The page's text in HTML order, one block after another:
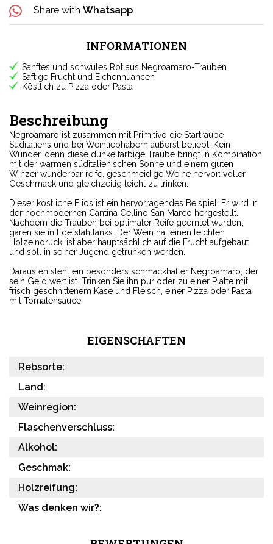
Share with Whatsapp
INFORMATIONEN
Sanftes und schwüles Rot aus Negroamaro-Trauben
Saftige Frucht und Eichennuancen
Köstlich zu Pizza oder Pasta
Beschreibung
Negroamaro ist zusammen mit Primitivo die Startraube
Süditaliens und bei Weinliebhabern äußerst beliebt. Kein
Wunder, denn diese dunkelfarbige Traube bringt in Kombination
mit der warmen süditalienischen Sonne und einem guten
Winzer wunderbar reife, geschmeidige Weine hervor: voller
Geschmack und gleichzeitig leicht zu trinken.
Dieser köstliche Elios ist ein hervorragendes Beispiel! Er wird in
der hochmodernen Cantina Cellino San Marco hergestellt.
Nachdem die Trauben bei optimaler Reife geerntet wurden,
gären sie in Edelstahltanks. Der Wein hat einen leichten
Holzeindruck, ist aber hauptsächlich auf die Frucht aufgebaut
und soll in seiner Jugend getrunken werden.
Daraus entsteht ein besonders schmackhafter Negroamaro, der
sein Geld wert ist. Trinken Sie ihn pur oder zu einer Platte mit
frisch geschnittenem Käse und Fleisch, einer Pizza oder Pasta
mit Tomatensauce.
EIGENSCHAFTEN
Rebsorte:
Land:
Weinregion:
Flaschenverschluss:
Alkohol:
Geschmak:
Holzreifung:
Was denken wir?: